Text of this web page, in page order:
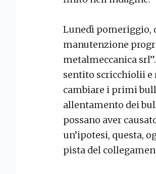
Lunedì pomeriggio,
manutenzione
metalmeccanica
sentito scricchiolii
cambiare i primi
allentamento dei
possano aver
un’ipotesi, questa,
pista del